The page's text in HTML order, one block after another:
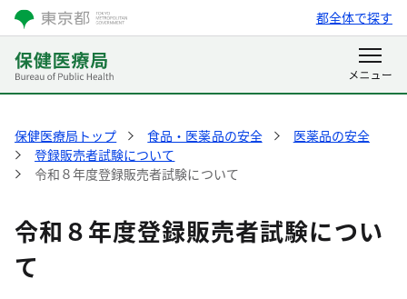
都全体で探す
保健医療局トップ 食品・医薬品の安全
医薬品の安全
登録販売者試験について
令和８年度登録販売者試験について
令和８年度登録販売者試験につい
て